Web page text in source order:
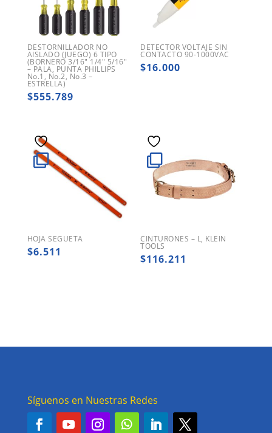
DESTORNILLADOR NO
AISLADO (JUEGO) 6 TIPO
(BORNERO 3/16″ 1/4″ 5/16″
– PALA, PUNTA PHILLIPS
No.1, No.2, No.3 –
ESTRELLA)
$555.789
DETECTOR VOLTAJE SIN
CONTACTO 90-1000VAC
$16.000
HOJA SEGUETA
$6.511
CINTURONES – L, KLEIN
TOOLS
$116.211
Síguenos en Nuestras Redes